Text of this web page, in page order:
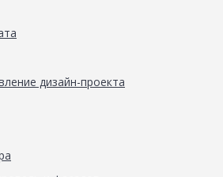
дизайн-проекта